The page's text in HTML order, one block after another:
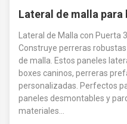
Lateral de malla para
Lateral de Malla con Puerta
Construye perreras
de malla. Estos paneles
boxes caninos, perreras
personalizadas. Perfectos
paneles desmontables y
materiales...